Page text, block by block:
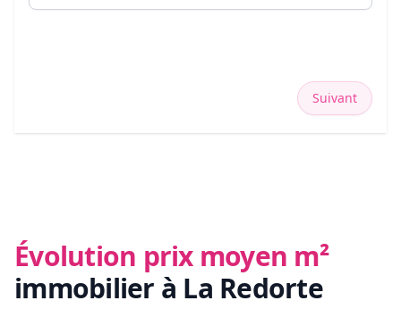
Suivant
Évolution prix moyen m²
immobilier à La Redorte